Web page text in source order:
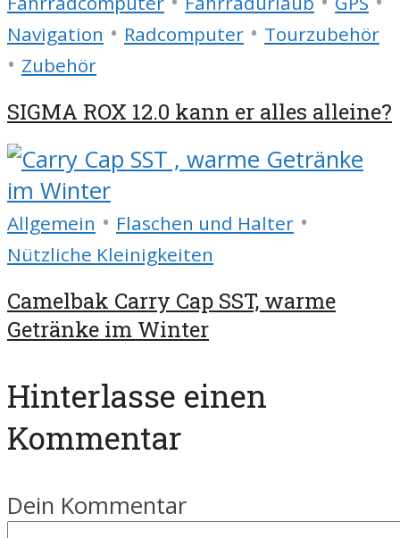
Navigation • Radcomputer • Tourzubehör
• Zubehör
SIGMA ROX 12.0 kann er alles alleine?
Allgemein • Flaschen und Halter •
Nützliche Kleinigkeiten
Camelbak Carry Cap SST, warme
Getränke im Winter
Hinterlasse einen
Kommentar
Dein Kommentar